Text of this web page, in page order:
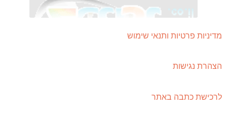
מדיניות פרטיות ותנאי שימוש
הצהרת נגישות
לרכישת כתבה באתר